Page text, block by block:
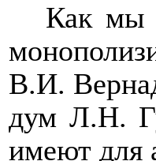
Как мы
В.И.
дум Л.Н.
имеют для